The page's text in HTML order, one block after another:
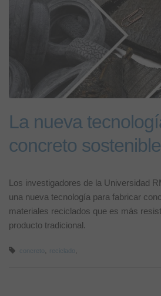
La nueva
concreto sostenible
Los investigadores de la Universidad
una nueva tecnología para fabricar
materiales reciclados que es más
producto tradicional.
concreto reciclado